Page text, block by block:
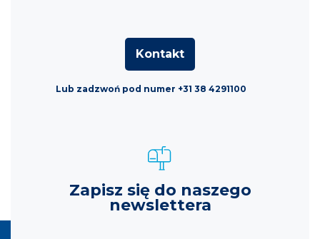
Kontakt
Lub zadzwoń pod numer +31 38 4291100
Zapisz się do naszego
newslettera